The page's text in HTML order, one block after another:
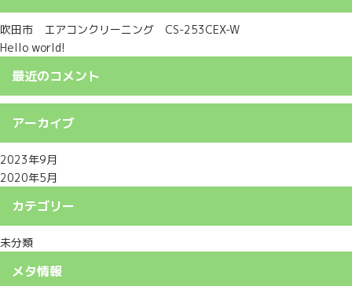
吹田市 エアコンクリーニング CS-253CEX-W
Hello world!
最近のコメント
アーカイブ
2023年9月
2020年5月
カテゴリー
未分類
メタ情報